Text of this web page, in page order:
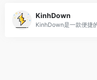
KinhDown
KinhDown是一款便捷